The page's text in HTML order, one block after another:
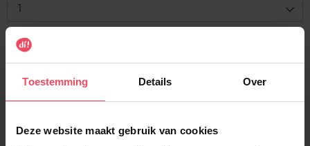
Toestemming Details Over
Deze website maakt gebruik van cookies
1
Levering
Voorradig
Gratis levering bij aankoop van min. 35€.